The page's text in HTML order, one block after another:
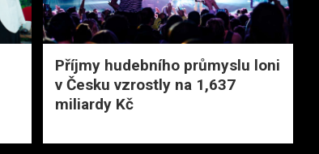
Příjmy hudebního průmyslu loni
v Česku vzrostly na 1,637
miliardy Kč